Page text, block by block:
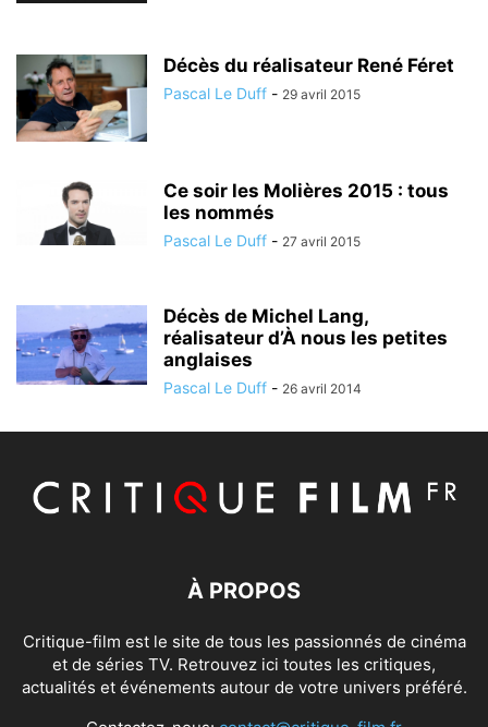
Décès du réalisateur René Féret
Pascal Le Duff - 29 avril 2015
Ce soir les Molières 2015 : tous
les nommés
Pascal Le Duff - 27 avril 2015
Décès de Michel Lang,
réalisateur d’À nous les petites
anglaises
Pascal Le Duff - 26 avril 2014
À PROPOS
Critique-film est le site de tous les passionnés de cinéma
et de séries TV. Retrouvez ici toutes les critiques,
actualités et événements autour de votre univers préféré.